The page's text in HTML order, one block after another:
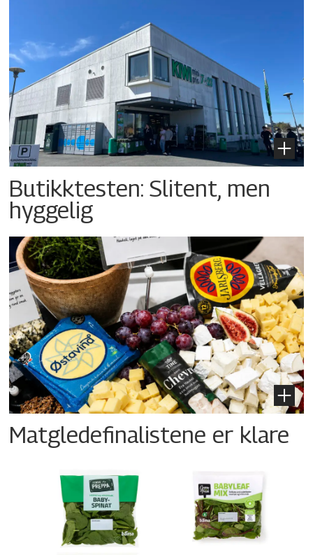
Butikktesten: Slitent, men
hyggelig
Matgledefinalistene er klare